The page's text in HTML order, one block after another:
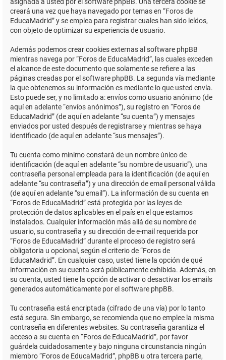
creará una vez que haya navegado por temas en “Foros de
EducaMadrid” y se emplea para registrar cuales han sido leídos,
con objeto de optimizar su experiencia de usuario.
Además podemos crear cookies externas al software phpBB
mientras navega por “Foros de EducaMadrid”, las cuales exceden
el alcance de este documento que solamente se refiere a las
páginas creadas por el software phpBB. La segunda vía mediante
la que obtenemos su información es mediante lo que usted envía.
Esto puede ser, y no limitado a: envíos como usuario anónimo (de
aquí en adelante “envíos anónimos”), su registro en “Foros de
EducaMadrid” (de aquí en adelante “su cuenta”) y mensajes
enviados por usted después de registrarse y mientras se haya
identificado (de aquí en adelante “sus mensajes”).
Tu cuenta como mínimo constará de un nombre único de
identificación (de aquí en adelante “su nombre de usuario”), una
contraseña personal empleada para la identificación (de aquí en
adelante “su contraseña”) y una dirección de email personal válida
(de aquí en adelante “su email”). La información de su cuenta en
“Foros de EducaMadrid” está protegida por las leyes de
protección de datos aplicables en el país en el que estamos
instalados. Cualquier información más allá de su nombre de
usuario, su contraseña y su dirección de e-mail requerida por
“Foros de EducaMadrid” durante el proceso de registro será
obligatoria u opcional, según el criterio de “Foros de
EducaMadrid”. En cualquier caso, usted tiene la opción de qué
información en su cuenta será públicamente exhibida. Además, en
su cuenta, usted tiene la opción de activar o desactivar los emails
generados automáticamente por el software phpBB.
Tu contraseña está encriptada (cifrado de una vía) por lo tanto
está segura. Sin embargo, se recomienda que no emplee la misma
contraseña en diferentes websites. Su contraseña garantiza el
acceso a su cuenta en “Foros de EducaMadrid”, por favor
guárdela cuidadosamente y bajo ninguna circunstancia ningún
miembro “Foros de EducaMadrid”, phpBB u otra tercera parte,